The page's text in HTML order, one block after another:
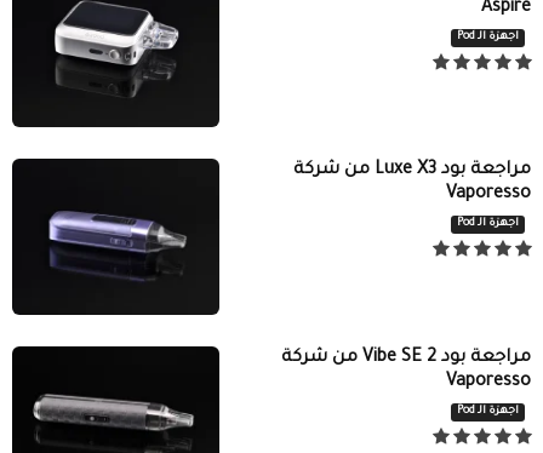
Aspire
اجهزة الـ Pod
مراجعة بود Luxe X3 من شركة
Vaporesso
اجهزة الـ Pod
مراجعة بود Vibe SE 2 من شركة
Vaporesso
اجهزة الـ Pod